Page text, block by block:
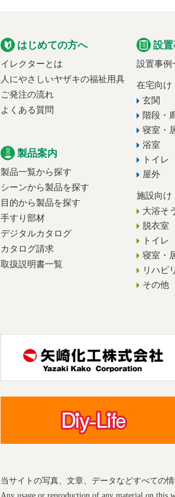
はじめての方へ
イレクターとは
人にやさしいヤザキの福祉用具
ご発注の流れ
よくある質問
製品案内
製品一覧から探す
シーンから製品を探す
目的から製品を探す
手すり部材
デジタルカタログ
カタログ請求
取扱説明書一覧
設
設置事例
在宅向け
玄関
階段・
寝室・
浴室
トイレ
屋外
施設向け
大浴そ
脱衣室
トイレ
寝室・
リハビ
その他
当サイトの写真、文章、データなどすべての